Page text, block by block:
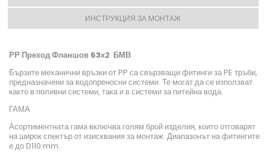
ИНСТРУКЦИЯ ЗА МОНТАЖ
РР Преход Фланшов 63х2 БМВ
Бързите механични връзки от PP са свързващи фитинги за PE тръби,
предназначени за водопреносни системи. Те могат да се използват
както в поливни системи, така и в системи за питейна вода.
ГАМА
Асортиментната гама включва голям брой изделия, които отговарят
на широк спектър от изисквания за монтаж. Диапазонът на фитингите
е до D110 mm.